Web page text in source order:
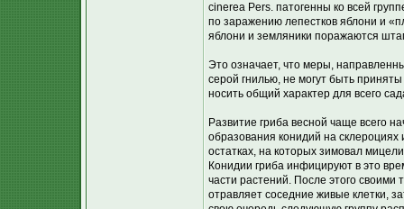
cinerea Pers. патогенны ко всей
по заражению лепестков яблони и
яблони и земляники поражаются
Это означает, что меры,
серой гнилью, не могут быть
носить общий характер для всего
Развитие гриба весной чаще всего
образования конидий на
остатках, на которых зимовал
Конидии гриба инфицируют в это
части растений. После этого своими
отравляет соседние живые клетки,